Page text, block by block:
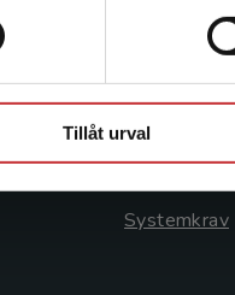
Tillåt urval
Kontakta
046-31 21
Frågor och
Systemkrav